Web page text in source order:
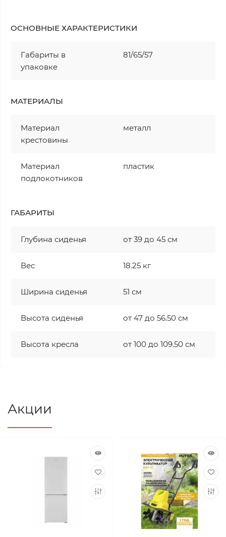
ОСНОВНЫЕ ХАРАКТЕРИСТИКИ
Габариты в
упаковке
81/65/57
МАТЕРИАЛЫ
Материал
крестовины
металл
Материал
подлокотников
пластик
ГАБАРИТЫ
Глубина сиденья от 39 до 45 см
Вес 18.25 кг
Ширина сиденья 51 см
Высота сиденья от 47 до 56.50 см
Высота кресла от 100 до 109.50 см
Акции